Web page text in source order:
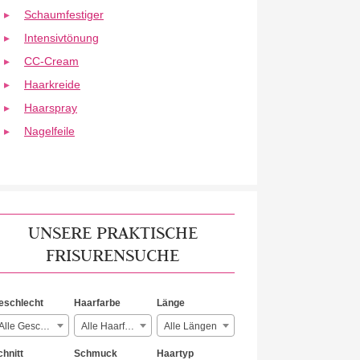
Schaumfestiger
Intensivtönung
CC-Cream
Haarkreide
Haarspray
Nagelfeile
UNSERE PRAKTISCHE
FRISURENSUCHE
Alle Geschlechter
Haarfarbe
Alle Haarfarben
Länge
Alle Längen
Schmuck Haartyp